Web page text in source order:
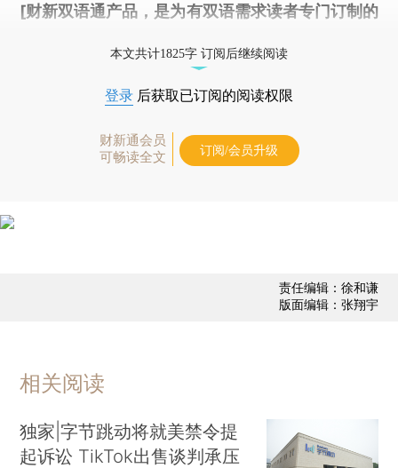
[财新双语通产品，是为有双语需求读者专门订制的
本文共计1825字 订阅后继续阅读
登录 后获取已订阅的阅读权限
财新通会员
可畅读全文
订阅/会员升级
责任编辑：徐和谦
版面编辑：张翔宇
相关阅读
独家|字节跳动将就美禁令提
起诉讼 TikTok出售谈判承压